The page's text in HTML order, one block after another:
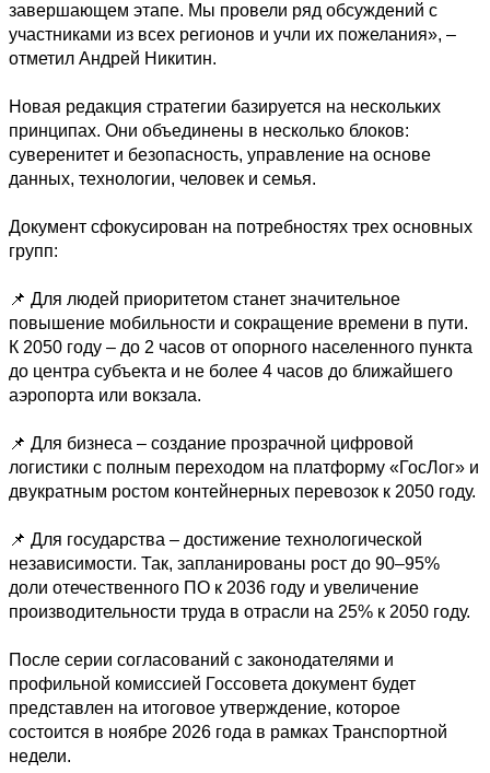
завершающем этапе. Мы провели ряд обсуждений с
участниками из всех регионов и учли их пожелания», –
отметил Андрей Никитин.
Новая редакция стратегии базируется на нескольких
принципах. Они объединены в несколько блоков:
суверенитет и безопасность, управление на основе
данных, технологии, человек и семья.
Документ сфокусирован на потребностях трех основных
групп:
📌 Для людей приоритетом станет значительное
повышение мобильности и сокращение времени в пути.
К 2050 году – до 2 часов от опорного населенного пункта
до центра субъекта и не более 4 часов до ближайшего
аэропорта или вокзала.
📌 Для бизнеса – создание прозрачной цифровой
логистики с полным переходом на платформу «ГосЛог» и
двукратным ростом контейнерных перевозок к 2050 году.
📌 Для государства – достижение технологической
независимости. Так, запланированы рост до 90–95%
доли отечественного ПО к 2036 году и увеличение
производительности труда в отрасли на 25% к 2050 году.
После серии согласований с законодателями и
профильной комиссией Госсовета документ будет
представлен на итоговое утверждение, которое
состоится в ноябре 2026 года в рамках Транспортной
недели.